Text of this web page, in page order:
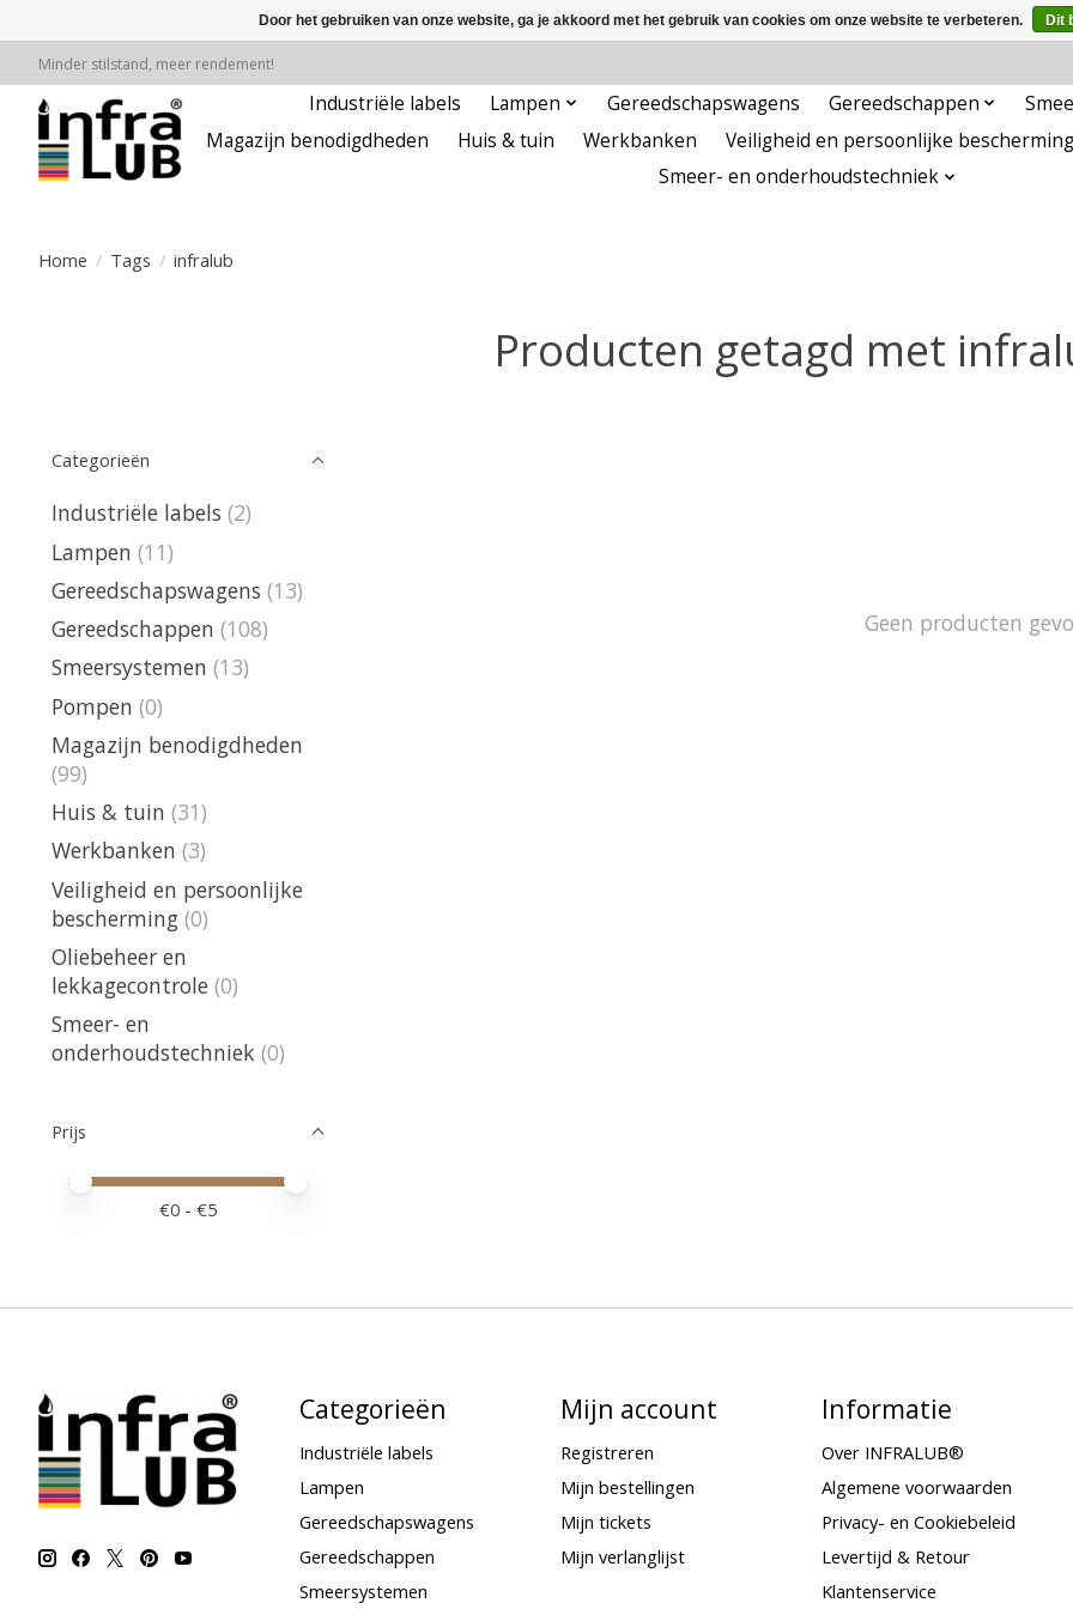
Minder stilstand, meer rendement!
Industriële labels Lampen Gereedschapswagens Gereedschappen
Magazijn benodigdheden
Huis & tuin Werkbanken Veiligheid en persoonlijke bescherming
Smeer- en onderhoudstechniek
Home / Tags / infralub
Producten getagd met
Categorieën
Industriële labels (2)
Lampen (11)
Gereedschapswagens (13)
Gereedschappen (108)
Smeersystemen (13)
Pompen (0)
Magazijn benodigdheden
(99)
Huis & tuin (31)
Werkbanken (3)
Veiligheid en persoonlijke
bescherming (0)
Oliebeheer en
lekkagecontrole (0)
Smeer- en
onderhoudstechniek (0)
Prijs
Minimale prijswaarde
Price maximum value
€0 - €5
Geen producten
Categorieën
Industriële labels
Lampen
Gereedschapswagens
Gereedschappen
Smeersystemen
Mijn account
Registreren
Mijn bestellingen
Mijn tickets
Mijn verlanglijst
Informatie
Over INFRALUB®
Algemene voorwaarden
Privacy- en Cookiebeleid
Levertijd & Retour
Klantenservice
Door het gebruiken van onze website, ga je akkoord met het gebruik van cookies om onze website te verbeteren. Dit